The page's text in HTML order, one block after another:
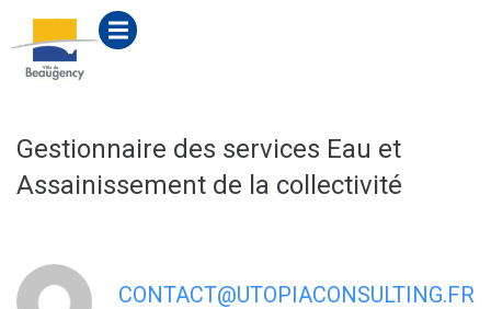
principal
Gestionnaire des services Eau et
Assainissement de la collectivité
CONTACT@UTOPIACONSULTING.FR